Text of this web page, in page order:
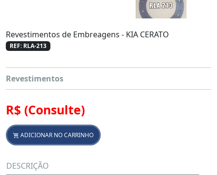
Revestimentos de Embreagens - KIA CERATO
REF: RLA-213
Revestimentos
R$ (Consulte)
ADICIONAR NO CARRINHO
DESCRIÇÃO